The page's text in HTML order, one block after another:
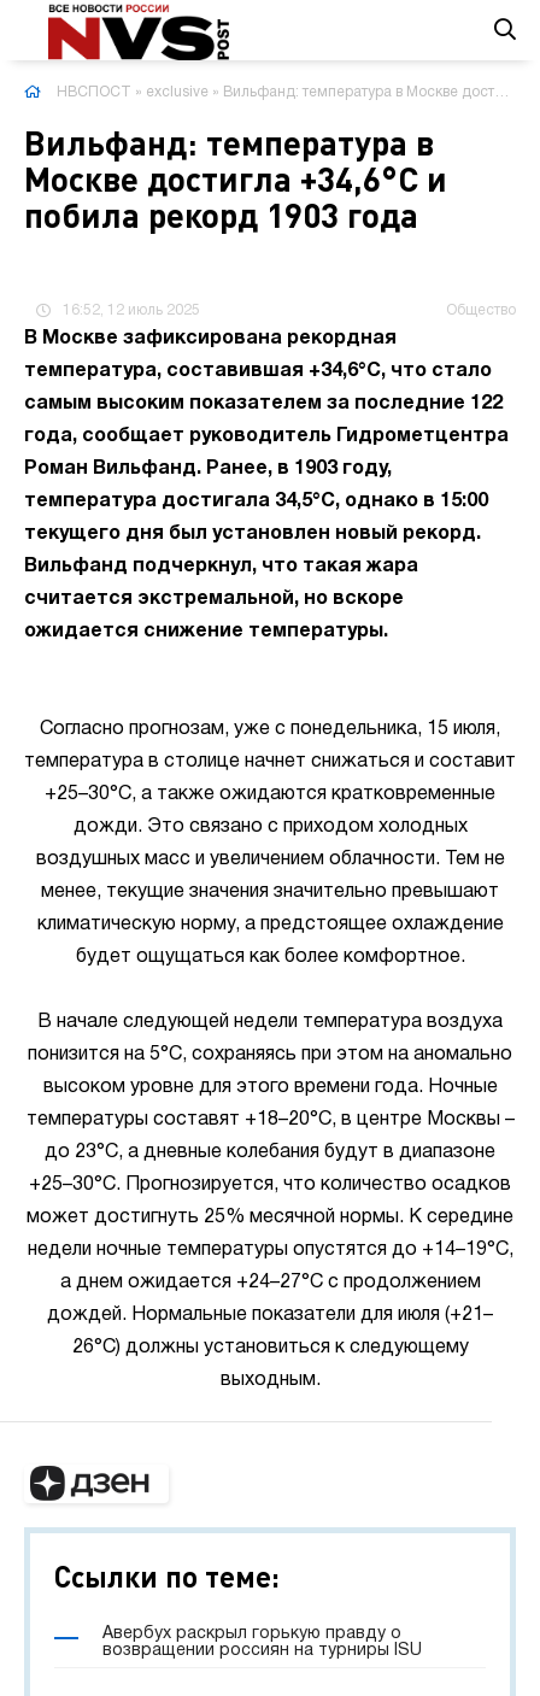
НВСПОСТ » exclusive » Вильфанд: температура в Москве достигла +34,6°C и побила рекорд 1903 года
Вильфанд: температура в
Москве достигла +34,6°C и
побила рекорд 1903 года
16:52, 12 июль 2025 Общество
В Москве зафиксирована рекордная
температура, составившая +34,6°C, что стало
самым высоким показателем за последние 122
года, сообщает руководитель Гидрометцентра
Роман Вильфанд. Ранее, в 1903 году,
температура достигала 34,5°C, однако в 15:00
текущего дня был установлен новый рекорд.
Вильфанд подчеркнул, что такая жара
считается экстремальной, но вскоре
ожидается снижение температуры.
Согласно прогнозам, уже с понедельника, 15 июля,
температура в столице начнет снижаться и составит
+25–30°C, а также ожидаются кратковременные
дожди. Это связано с приходом холодных
воздушных масс и увеличением облачности. Тем не
менее, текущие значения значительно превышают
климатическую норму, а предстоящее охлаждение
будет ощущаться как более комфортное.
В начале следующей недели температура воздуха
понизится на 5°C, сохраняясь при этом на аномально
высоком уровне для этого времени года. Ночные
температуры составят +18–20°C, в центре Москвы –
до 23°C, а дневные колебания будут в диапазоне
+25–30°C. Прогнозируется, что количество осадков
может достигнуть 25% месячной нормы. К середине
недели ночные температуры опустятся до +14–19°C,
а днем ожидается +24–27°C с продолжением
дождей. Нормальные показатели для июля (+21–
26°C) должны установиться к следующему
выходным.
Ссылки по теме:
Авербух раскрыл горькую правду о
возвращении россиян на турниры ISU